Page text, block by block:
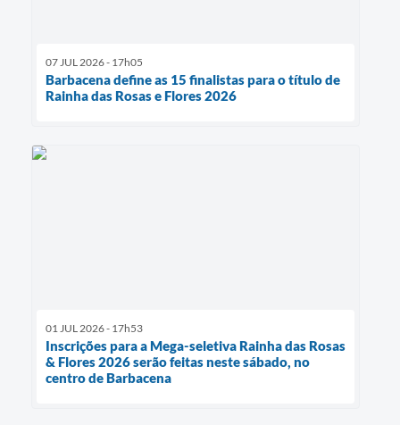
07 JUL 2026 - 17h05
Barbacena define as 15 finalistas para o título de
Rainha das Rosas e Flores 2026
01 JUL 2026 - 17h53
Inscrições para a Mega-seletiva Rainha das Rosas
& Flores 2026 serão feitas neste sábado, no
centro de Barbacena